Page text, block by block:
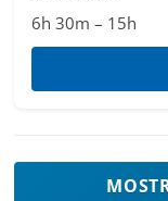
6h 30m – 15h